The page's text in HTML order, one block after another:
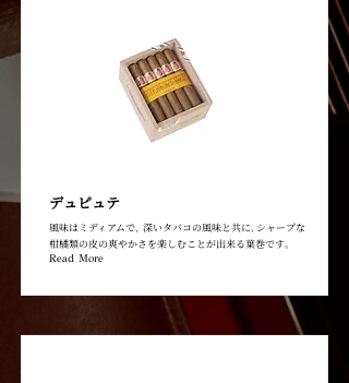
デュピュテ
風味はミディアムで､ 深いタバコの風味と共に､シャープな
柑橘類の皮の爽やかさを楽しむことが出来る葉巻です｡
Read More